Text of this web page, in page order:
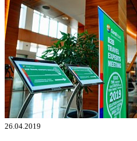
26.04.2019